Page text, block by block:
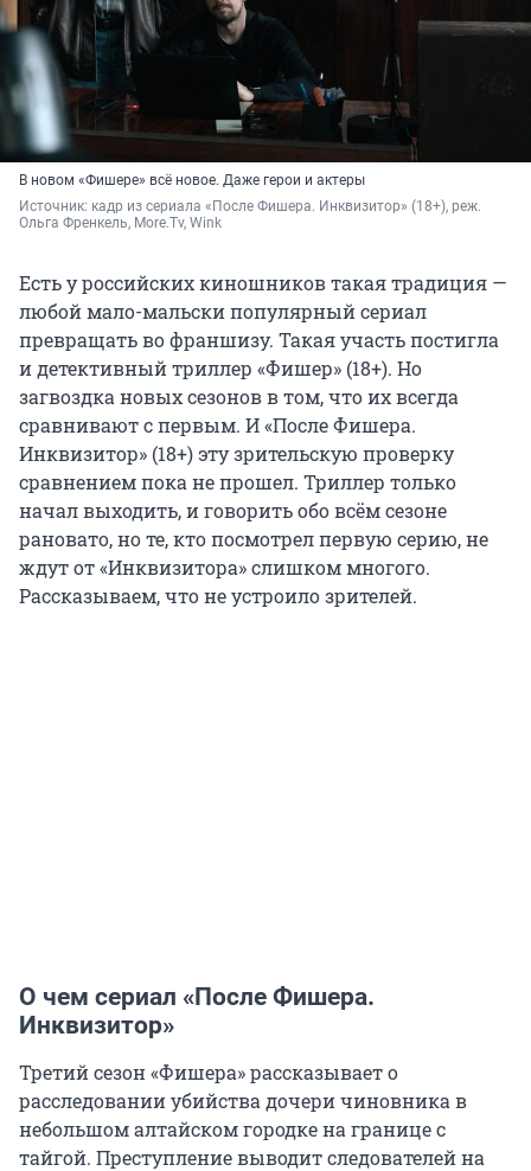
В новом «Фишере» всё новое. Даже герои и актеры
Источник: кадр из сериала «После Фишера. Инквизитор» (18+), реж.
Ольга Френкель, More.Tv, Wink
Есть у российских киношников такая традиция —
любой мало-мальски популярный сериал
превращать во франшизу. Такая участь постигла
и детективный триллер «Фишер» (18+). Но
загвоздка новых сезонов в том, что их всегда
сравнивают с первым. И «После Фишера.
Инквизитор» (18+) эту зрительскую проверку
сравнением пока не прошел. Триллер только
начал выходить, и говорить обо всём сезоне
рановато, но те, кто посмотрел первую серию, не
ждут от «Инквизитора» слишком многого.
Рассказываем, что не устроило зрителей.
О чем сериал «После Фишера.
Инквизитор»
Третий сезон «Фишера» рассказывает о
расследовании убийства дочери чиновника в
небольшом алтайском городке на границе с
тайгой. Преступление выводит следователей на